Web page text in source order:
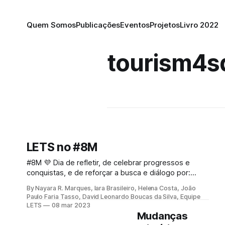
Quem SomosPublicaçõesEventosProjetosLivro 2022
LETS no #8M
#8M 💜 Dia de refletir, de celebrar progressos e
conquistas, e de reforçar a busca e diálogo por:
feminicídio, mais mulheres na Ciência, na política, etc.
Seguimos no desafio de conversar e avançar nesses
temas em diferentes espaços e com diferentes
By Nayara R. Marques, Iara Brasileiro, Helena Costa, João
Paulo Faria Tasso, David Leonardo Boucas da Silva, Equipe
LETS
08 mar 2023
Mudanças